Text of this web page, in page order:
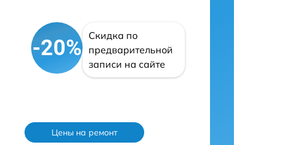
-20%
Скидка по
предварительной
записи на сайте
Цены на ремонт